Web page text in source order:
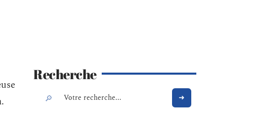
Recherche